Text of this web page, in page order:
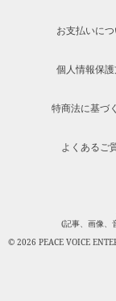
お支払いに
個人情報保
特商法に基づ
よくあるご
(記事、画像、
© 2026 PEACE VOICE